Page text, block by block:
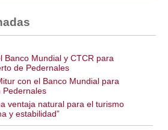
Banco Mundial y CTCR para
de Pedernales
con el Banco Mundial para
Pedernales
ventaja natural para el turismo
y estabilidad”